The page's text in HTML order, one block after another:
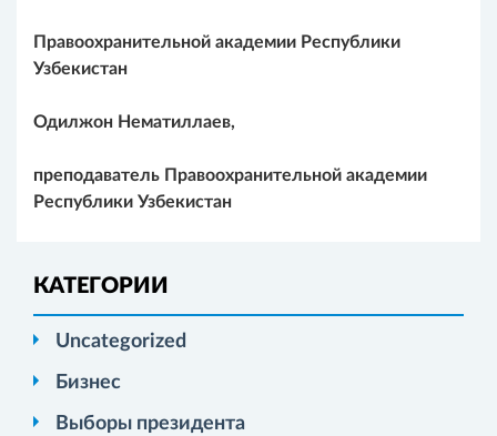
Правоохранительной академии Республики
Узбекистан
Одилжон Нематиллаев,
преподаватель Правоохранительной академии
Республики Узбекистан
КАТЕГОРИИ
Uncategorized
Бизнес
Выборы президента